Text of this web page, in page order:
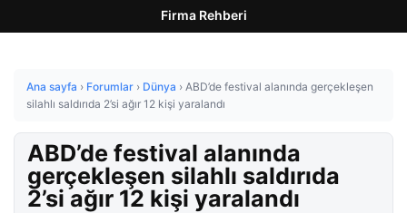
Firma Rehberi
Ana sayfa › Forumlar › Dünya › ABD’de festival alanında gerçekleşen
silahlı saldırıda 2’si ağır 12 kişi yaralandı
ABD’de festival alanında
gerçekleşen silahlı saldırıda
2’si ağır 12 kişi yaralandı